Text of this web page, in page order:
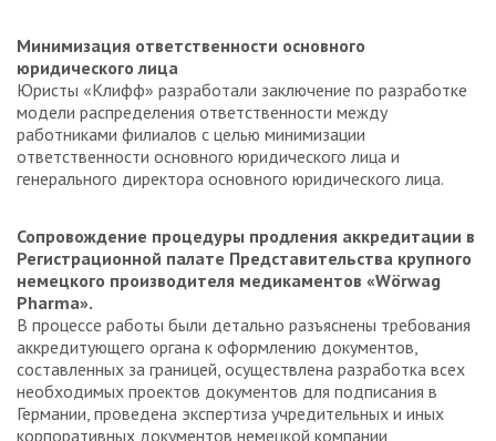
Минимизация ответственности основного
юридического лица
Юристы «Клифф» разработали заключение по разработке
модели распределения ответственности между
работниками филиалов с целью минимизации
ответственности основного юридического лица и
генерального директора основного юридического лица.
Сопровождение процедуры продления аккредитации в
Регистрационной палате Представительства крупного
немецкого производителя медикаментов «Wörwag
Pharma».
В процессе работы были детально разъяснены требования
аккредитующего органа к оформлению документов,
составленных за границей, осуществлена разработка всех
необходимых проектов документов для подписания в
Германии, проведена экспертиза учредительных и иных
корпоративных документов немецкой компании,